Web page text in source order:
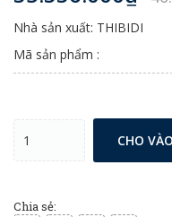
Nhà sản xuất: THIBIDI
Mã sản phẩm :
CHO
Chia sẻ: